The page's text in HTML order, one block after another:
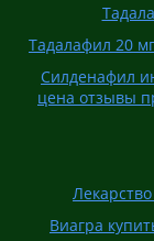
Тадалафил 20
Силденафил
цена отзывы
Виагра